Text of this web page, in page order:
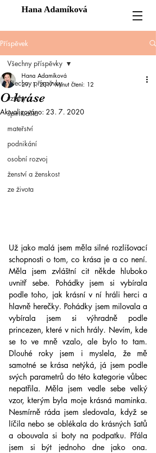
Hana Adamíková
Příspěvek
Všechny příspěvky
vztahy
spiritualita
mateřství
podnikání
osobní rozvoj
ženství a ženskost
ze života
Všechny příspěvky
O kráse
Hana Adamíková
29. 1. 2017 Minut čtení: 12
Aktualizováno: 23. 7. 2020
Už jako malá jsem měla silné rozlišovací
schopnosti o tom, co krása je a co není.
Měla jsem zvláštní cit někde hluboko
uvnitř sebe. Pohádky jsem si vybírala
podle toho, jak krásní v ní hráli herci a
hlavně herečky. Pohádky jsem milovala a
vybírala jsem si výhradně podle
princezen, které v nich hrály. Nevím, kde
se to ve mně vzalo, ale bylo to tam.
Dlouhé roky jsem i myslela, že mě
samotné se krása netýká, já jsem podle
svých parametrů do této kategorie vůbec
nepatřila. Měla jsem vedle sebe velký
vzor, kterým byla moje krásná maminka.
Nesmírně ráda jsem sledovala, když se
líčila nebo se oblékala do krásných šatů
a obouvala si boty na podpatku. Přála
jsem si být jednoho dne jako ona.